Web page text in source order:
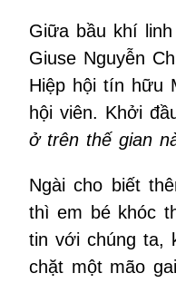
Giữa bầu khí
Giuse Nguyễn
Hiệp hội tín hữu
hội viên. Khởi
ở trên thế gian
Ngài cho biết
thì em bé khóc
tin với chúng ta,
chặt một mão